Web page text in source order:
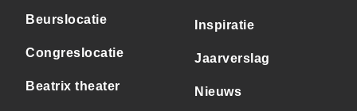
Beurslocatie
Congreslocatie
Beatrix theater
Inspiratie
Jaarverslag
Nieuws